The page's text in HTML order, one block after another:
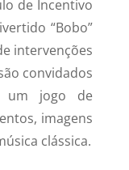
de Incentivo
“Bobo”
intervenções
convidados
jogo de
imagens
clássica.